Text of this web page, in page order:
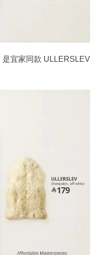
是宜家同款 ULLERSLEV